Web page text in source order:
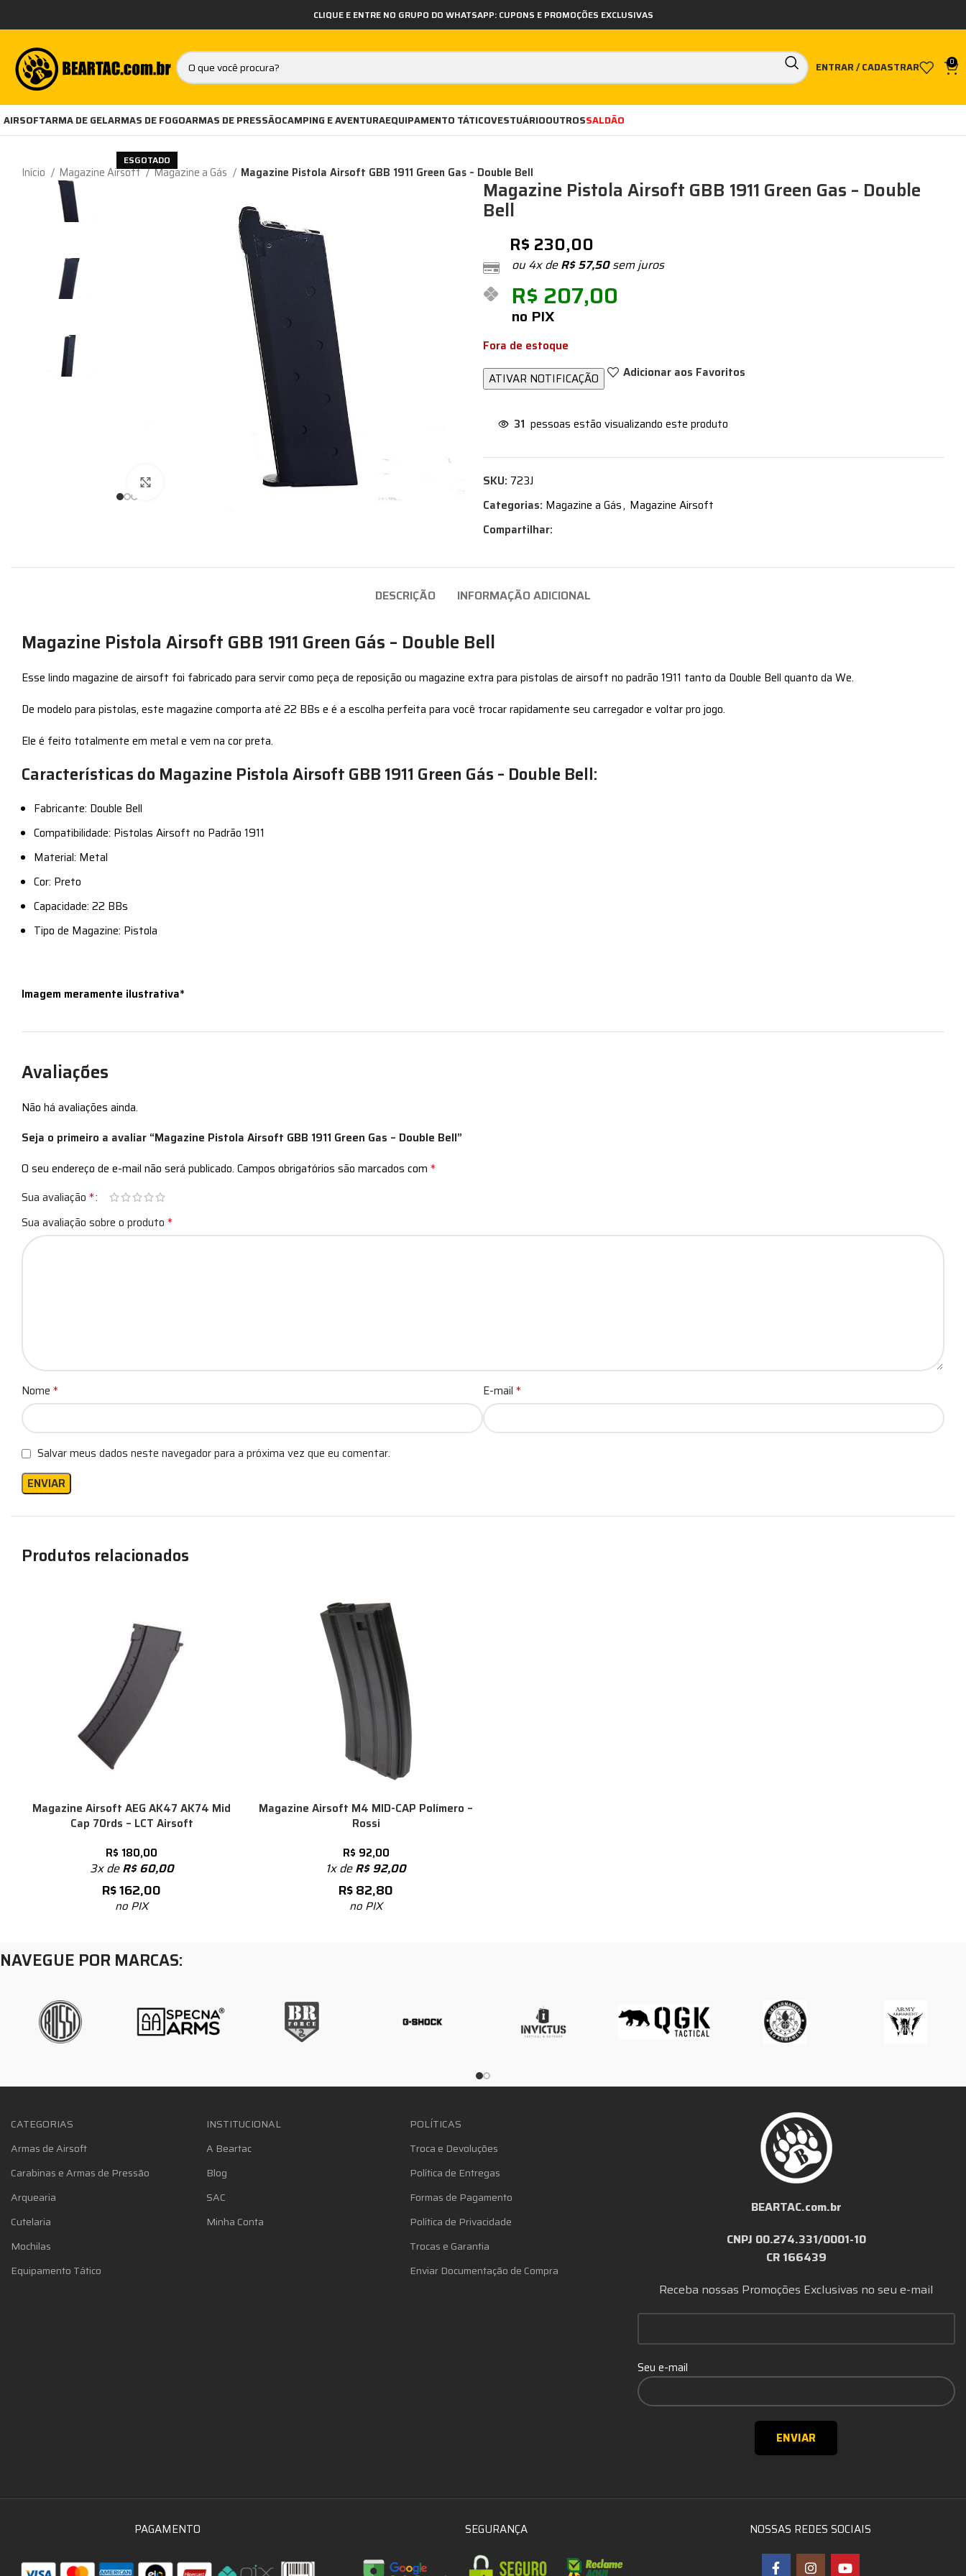
CLIQUE E ENTRE NO GRUPO DO WHATSAPP: CUPONS E PROMOÇÕES EXCLUSIVAS
ENTRAR / CADASTRAR 0
AIRSOFTARMA DE GELARMAS DE FOGOARMAS DE PRESSÃOCAMPING E AVENTURAEQUIPAMENTO TÁTICOVESTUÁRIOOUTROSSALDÃO
Início Magazine Airsoft Magazine a Gás Magazine Pistola Airsoft GBB 1911 Green Gas – Double Bell
ESGOTADO
Magazine Pistola Airsoft GBB 1911 Green Gas – Double
Bell
R$ 230,00
ou 4x deR$57,50sem juros
R$ 207,00
no PIX
Fora de estoque
Adicionar aos Favoritos
31 pessoas estão visualizando este produto
SKU: 723J
Categorias: Magazine a Gás, Magazine Airsoft
Compartilhar:
DESCRIÇÃO INFORMAÇÃO ADICIONAL
Magazine Pistola Airsoft GBB 1911 Green Gás – Double Bell
Esse lindo magazine de airsoft foi fabricado para servir como peça de reposição ou magazine extra para pistolas de airsoft no padrão 1911 tanto da Double Bell quanto da We.
De modelo para pistolas, este magazine comporta até 22 BBs e é a escolha perfeita para você trocar rapidamente seu carregador e voltar pro jogo.
Ele é feito totalmente em metal e vem na cor preta.
Características do Magazine Pistola Airsoft GBB 1911 Green Gás – Double Bell:
Fabricante: Double Bell
Compatibilidade: Pistolas Airsoft no Padrão 1911
Material: Metal
Cor: Preto
Capacidade: 22 BBs
Tipo de Magazine: Pistola
Imagem meramente ilustrativa*
Avaliações
Não há avaliações ainda.
Seja o primeiro a avaliar “Magazine Pistola Airsoft GBB 1911 Green Gas – Double Bell”
O seu endereço de e-mail não será publicado. Campos obrigatórios são marcados com *
Sua avaliação *
Sua avaliação sobre o produto *
Nome * E-mail *
Salvar meus dados neste navegador para a próxima vez que eu comentar.
Produtos relacionados
Magazine Airsoft AEG AK47 AK74 Mid
Cap 70rds – LCT Airsoft
R$ 180,00
3x deR$60,00
R$162,00
no PIX
Magazine Airsoft M4 MID-CAP Polímero –
Rossi
R$ 92,00
1x deR$92,00
R$82,80
no PIX
NAVEGUE POR MARCAS:
CATEGORIAS
Armas de Airsoft
Carabinas e Armas de Pressão
Arquearia
Cutelaria
Mochilas
Equipamento Tático
INSTITUCIONAL
A Beartac
Blog
SAC
Minha Conta
POLÍTICAS
Troca e Devoluções
Política de Entregas
Formas de Pagamento
Política de Privacidade
Trocas e Garantia
Enviar Documentação de Compra
BEARTAC.com.br
CNPJ 00.274.331/0001-10
CR 166439
Receba nossas Promoções Exclusivas no seu e-mail
Seu e-mail
PAGAMENTO SEGURANÇA NOSSAS REDES SOCIAIS